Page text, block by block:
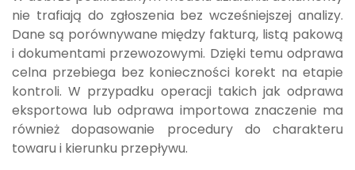
nie trafiają do zgłoszenia bez wcześniejszej analizy.
Dane są porównywane między fakturą, listą pakową
i dokumentami przewozowymi. Dzięki temu odprawa
celna przebiega bez konieczności korekt na etapie
kontroli. W przypadku operacji takich jak odprawa
eksportowa lub odprawa importowa znaczenie ma
również dopasowanie procedury do charakteru
towaru i kierunku przepływu.